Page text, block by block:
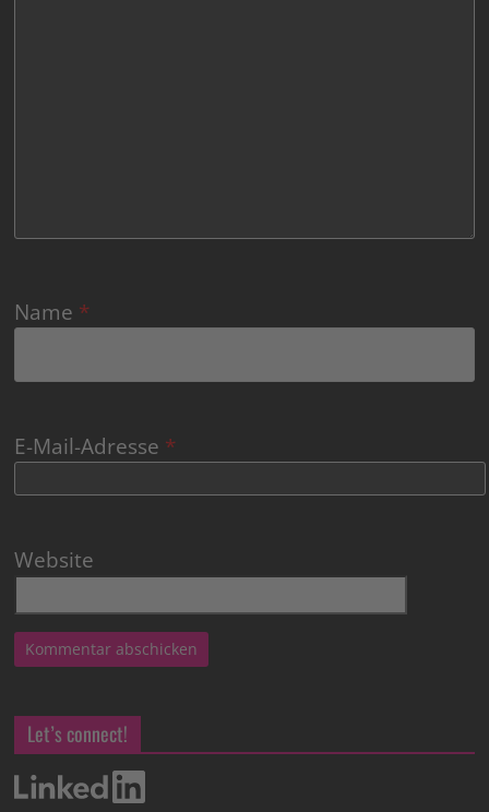
Name *
E-Mail-Adresse *
Website
Let’s connect!